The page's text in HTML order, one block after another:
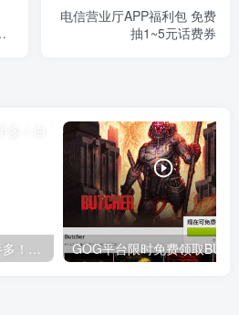
电信营业厅APP福利包 免费
抽1~5元话费券
优惠寄快递最高便宜一半多！白鸽惠递